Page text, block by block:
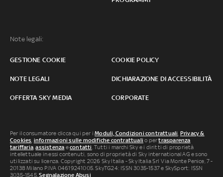
Note legali:
GESTIONE COOKIE COOKIE POLICY
NOTE LEGALI DICHIARAZIONE DI ACCESSIBILITÀ
OFFERTA SKY MEDIA CORPORATE
Per il consumatore clicca qui per iModuli, Condizioni contrattuali, Privacy &
Cookies, informazioni sulle modifiche contrattuali o pertrasparenza
tariffaria,assistenza econtatti. Tutti i marchi Sky e i diritti di proprietà
intellettuale in essi contenuti, sono di proprietà di Sky international AG e sono
utilizzati su licenza. Copyright 2026 Sky Italia - Sky Italia Srl Via Monte Penice, 7 -
20138 Milano P.IVA 04619241005. SkyTG24: ISSN 3035-1537 e SkySport: ISSN
3035-1545.Segnalazione Abusi